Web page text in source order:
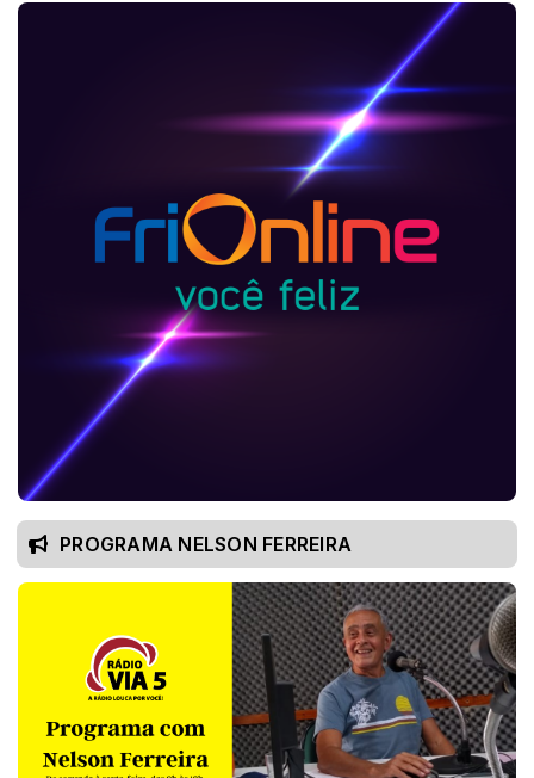
PROGRAMA NELSON FERREIRA